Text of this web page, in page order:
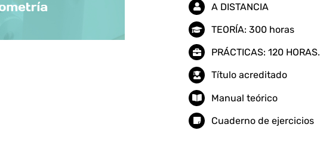
A DISTANCIA
TEORÍA: 300 horas
PRÁCTICAS: 120 HORAS.
Título acreditado
Manual teórico
Cuaderno de ejercicios